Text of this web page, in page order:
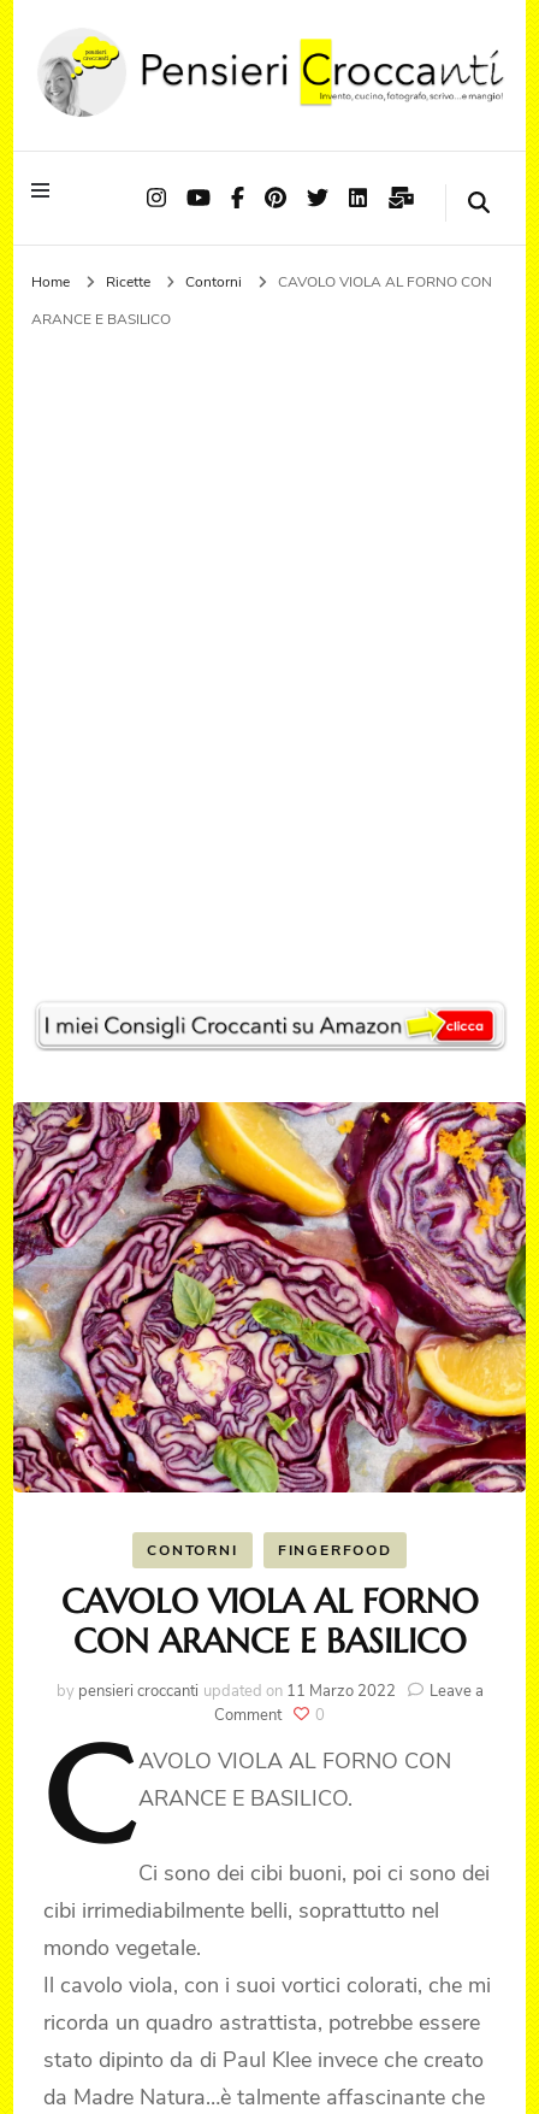
Pensieri Croccanti
Home Ricette Contorni
CAVOLO VIOLA AL FORNO CON
ARANCE E BASILICO
CONTORNI FINGERFOOD
CAVOLO VIOLA AL FORNO
CON ARANCE E BASILICO
by pensieri croccanti updated on 11 Marzo 2022
Leave a
Commenton
VIOLA
AL
FORNO
E
BASILICO
0
C AVOLO VIOLA AL FORNO CON
ARANCE E BASILICO.
Ci sono dei cibi buoni, poi ci sono dei
cibi irrimediabilmente belli, soprattutto nel
mondo vegetale.
Il cavolo viola, con i suoi vortici colorati, che mi
ricorda un quadro astrattista, potrebbe essere
stato dipinto da di Paul Klee invece che creato
da Madre Natura…è talmente affascinante che